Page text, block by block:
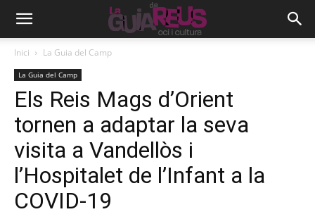
Inici La Guia del Camp
La Guia del Camp
Els Reis Mags d’Orient
tornen a adaptar la seva
visita a Vandellòs i
l’Hospitalet de l’Infant a la
COVID-19